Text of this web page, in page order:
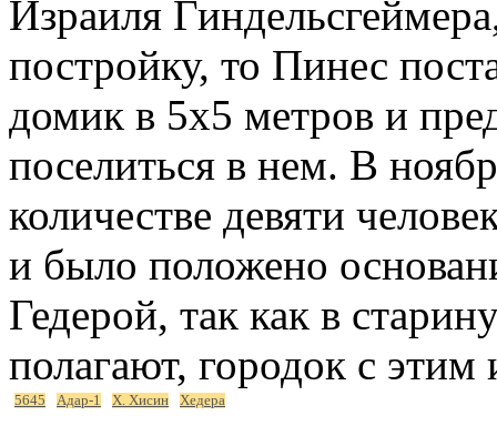
Израиля
постройку, то Пинес
домик в 5х5 метров и
поселиться в нем. В
количестве девяти
и было положено
Гедерой, так как в
полагают, городок с
5645 Адар-1 Х. Хисин Хедера